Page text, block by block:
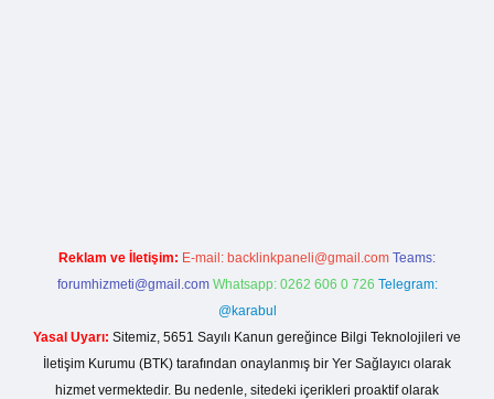
Reklam ve İletişim: E-mail: backlinkpaneli@gmail.com Teams:
forumhizmeti@gmail.com Whatsapp: 0262 606 0 726 Telegram:
@karabul
Yasal Uyarı: Sitemiz, 5651 Sayılı Kanun gereğince Bilgi Teknolojileri ve
İletişim Kurumu (BTK) tarafından onaylanmış bir Yer Sağlayıcı olarak
hizmet vermektedir. Bu nedenle, sitedeki içerikleri proaktif olarak